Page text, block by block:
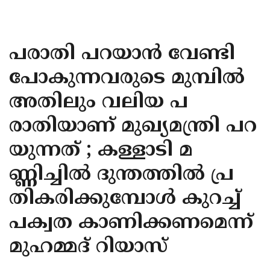
KANNUR
KASARAGOD
പരാതി പറയാൻ വേണ്ടി
പോകുന്നവരുടെ മുമ്പിൽ
അതിലും വലിയ പ
രാതിയാണ് മുഖ്യമന്ത്രി പറ
യുന്നത് ; കള്ളാടി മ
ണ്ണിച്ചിൽ ദുന്തത്തിൽ പ്ര
തികരിക്കു​മ്പോൾ കുറച്ച്
പക്വത കാണിക്കണമെന്ന്
മുഹമ്മദ് റിയാസ്